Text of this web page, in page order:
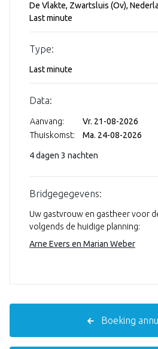
De Vlakte, Zwartsluis (Ov),
Last minute
Type:
Last minute
Data:
Aanvang:
Vr. 21-08-2026
Thuiskomst:
Ma. 24-08-2026
4 dagen 3 nachten
Bridgegegevens:
Uw gastvrouw en gastheer voor
volgends de huidige planning:
Arne Evers en Marian Weber
Boeking